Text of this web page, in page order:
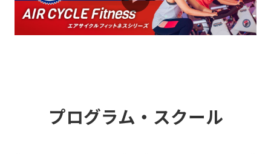
疲れたままの日常をリカバリーしよう。
心と身体を整えるフィットネス体験へ。
ミッドナイトモーニング会員のおすすめ
3店舗使える！
プログラム・スクール